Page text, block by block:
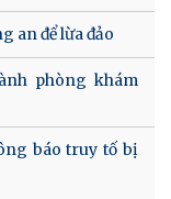
an để lừa đảo
phòng khám
báo truy tố bị